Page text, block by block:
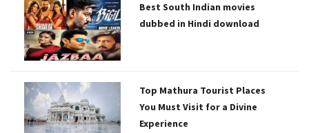
Best South Indian movies
dubbed in Hindi download
Top Mathura Tourist Places
You Must Visit for a Divine
Experience